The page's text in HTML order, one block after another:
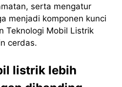
serta mengatur
menjadi komponen kunci
Teknologi Mobil Listrik
cerdas.
listrik lebih